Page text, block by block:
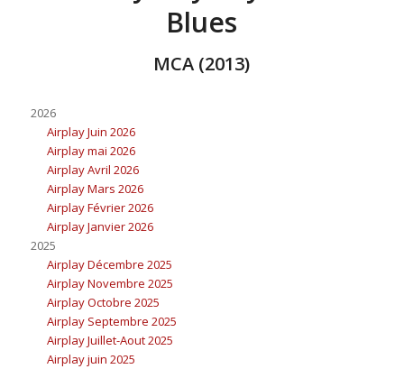
Blues
MCA (2013)
2026
Airplay Juin 2026
Airplay mai 2026
Airplay Avril 2026
Airplay Mars 2026
Airplay Février 2026
Airplay Janvier 2026
2025
Airplay Décembre 2025
Airplay Novembre 2025
Airplay Octobre 2025
Airplay Septembre 2025
Airplay Juillet-Aout 2025
Airplay juin 2025